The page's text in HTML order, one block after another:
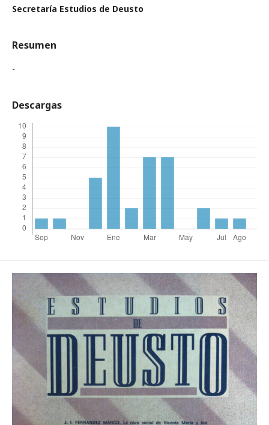
Secretaría Estudios de Deusto
Resumen
-
Descargas